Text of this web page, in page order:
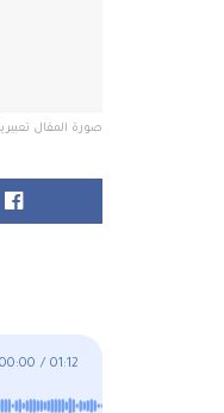
صورة المقال
00:00 / 01:12